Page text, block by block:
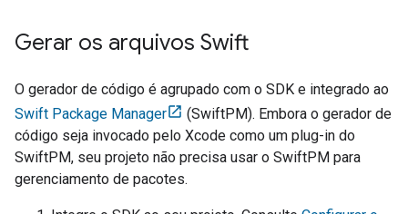
Gerar os arquivos Swift
O gerador de código é agrupado com o SDK e integrado ao
Swift Package Manager
(SwiftPM). Embora o gerador de
código seja invocado pelo Xcode como um plug-in do
SwiftPM, seu projeto não precisa usar o SwiftPM para
gerenciamento de pacotes.